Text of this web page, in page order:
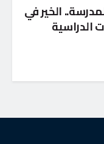
الخير في
الدراسية